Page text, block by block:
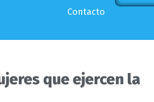
Contacto
que ejercen la